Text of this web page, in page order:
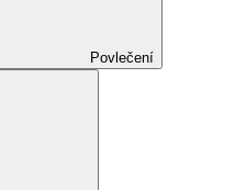
Povlečení